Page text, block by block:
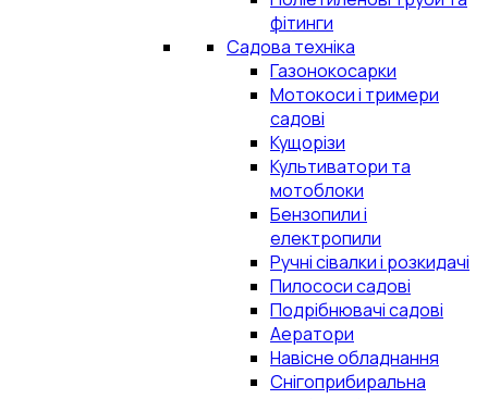
фітинги
Садова техніка
Газонокосарки
Мотокоси і тримери
садові
Кущорізи
Культиватори та
мотоблоки
Бензопили і
електропили
Ручні сівалки і розкидачі
Пилососи садові
Подрібнювачі садові
Аератори
Навісне обладнання
Снігоприбиральна